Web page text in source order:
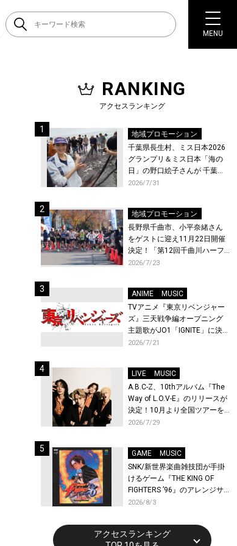
MENU
RANKING
アクセスランキング
地域プロモーション
千葉県長生村、ミス日本2026
グランプリ＆ミス日本「海の
日」の野口絵子さんが 千葉県
唯一の村・長生村で地引網を
2026/7/31
地域プロモーション
長野県千曲市、小平奈緒さん
をゲストに迎え11月22日開催
決定！「第12回千曲川ハーフ
マラソン」エントリー受付開
2026/7/23
ANIME
MUSIC
TVアニメ『東京リベンジャー
ズ』三天戦争編オープニング
主題歌がJO1「IGNITE」に決
定！メンバー全員から喜びと
先行上映会を開催！
2026/7/21
LIVE
MUSIC
A.B.C-Z、10thアルバム『The
Way of L.O.V-E』のリリースが
決定！10月より全国ツアーを
開催！
2026/7/29
GAME
MUSIC
SNK/新世界楽曲雑技団が手掛
けるゲーム『THE KING OF
FIGHTERS ’96』のアレンジサ
ウンドトラックが配信開始！
2026/8/3
アクセスランキング